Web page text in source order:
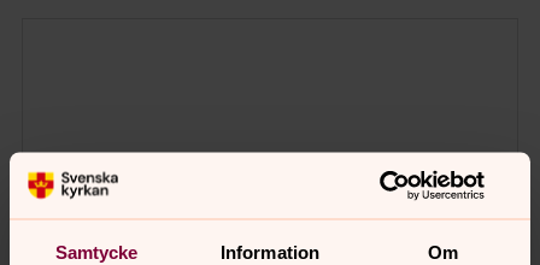
Samtycke Information Om